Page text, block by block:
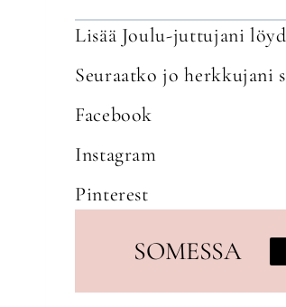
Lisää Joulu-juttujani
Seuraatko jo herkkujani
Facebook
Instagram
Pinterest
SOMESSA